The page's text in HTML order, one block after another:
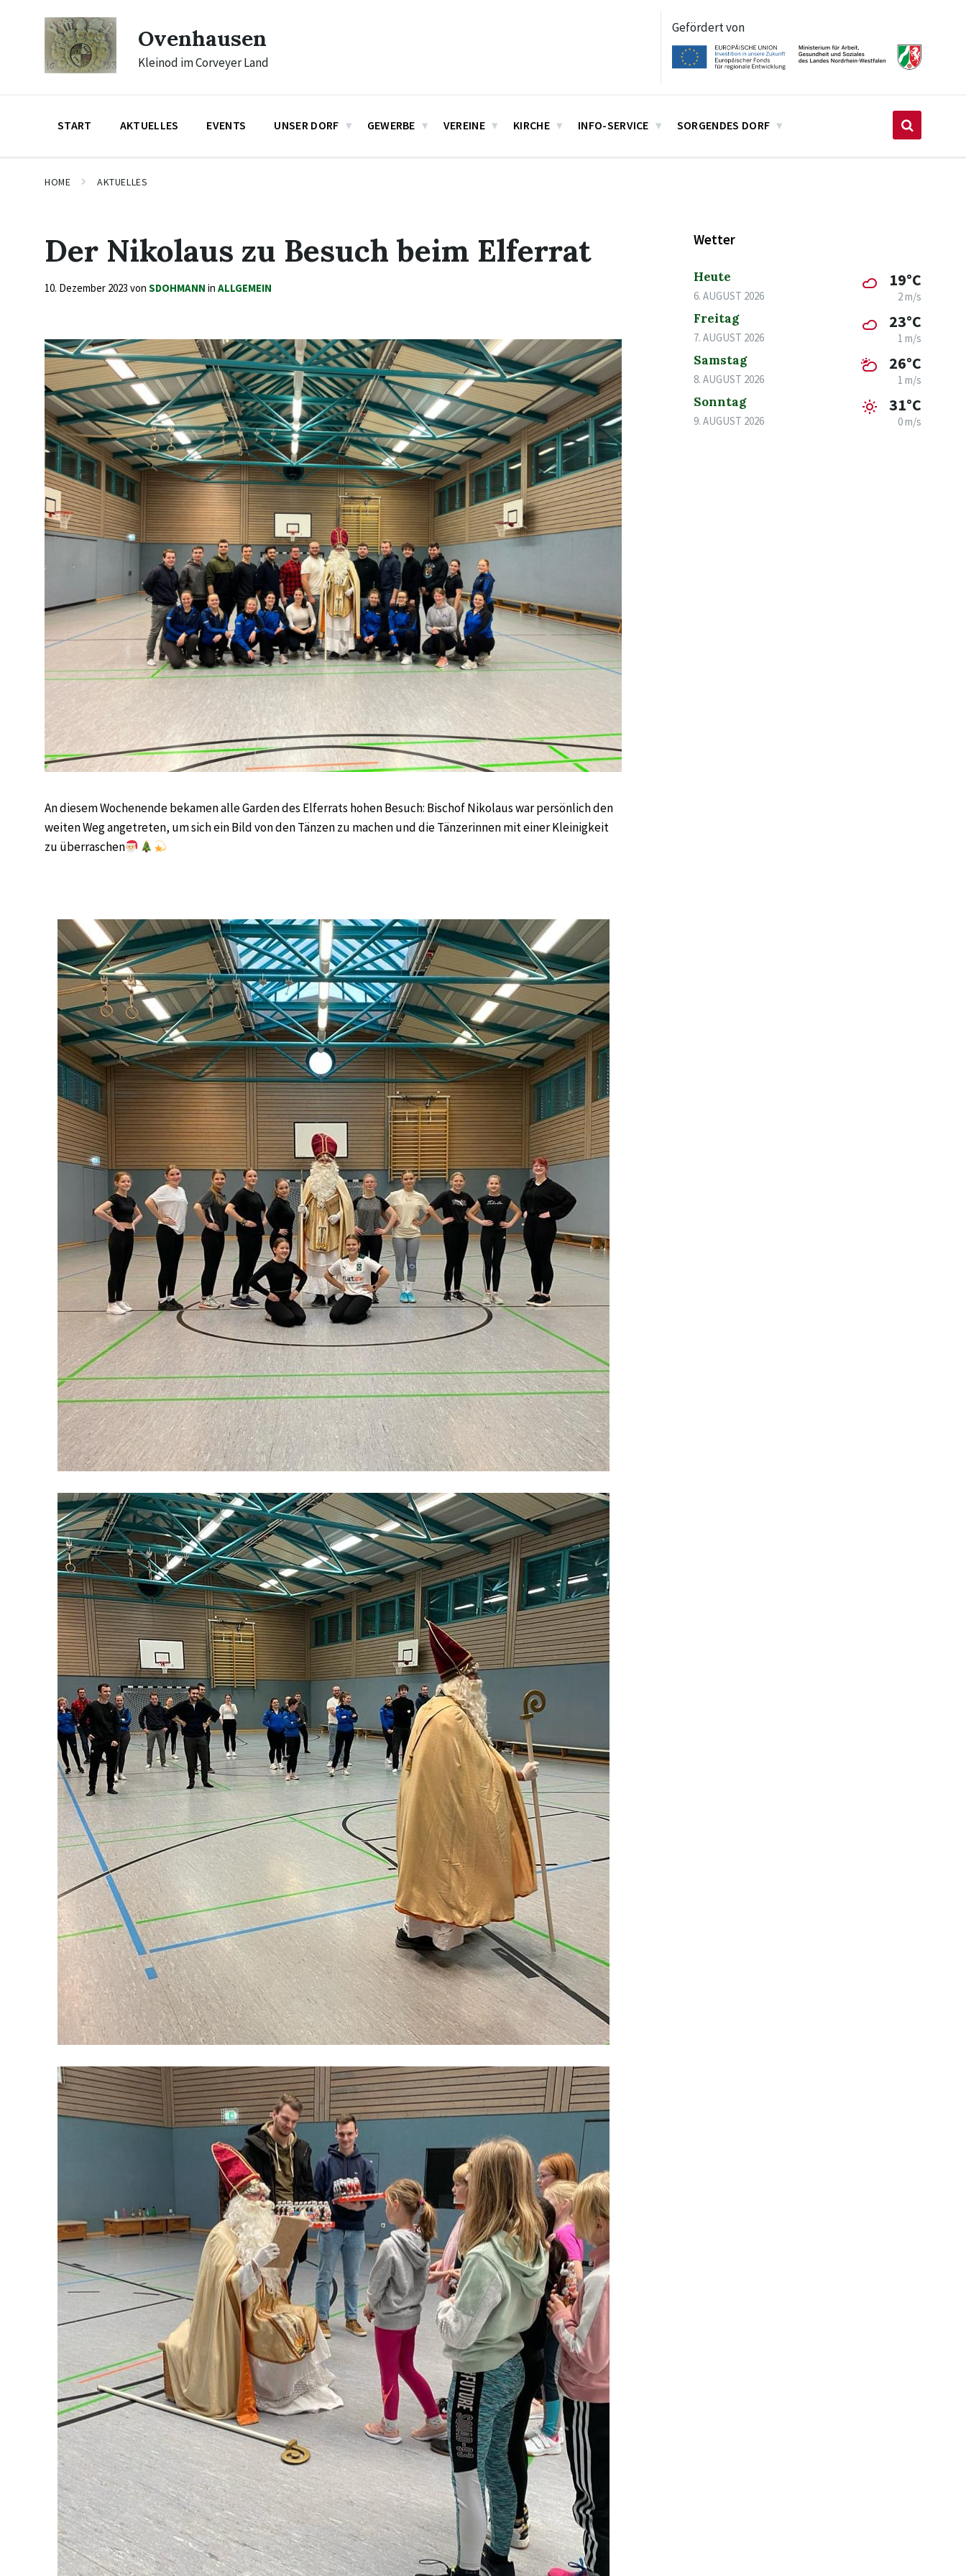
navigation
Ovenhausen
Kleinod im Corveyer Land
Gefördert von
START AKTUELLES EVENTS UNSER DORF GEWERBE VEREINE KIRCHE INFO-SERVICE SORGENDES DORF
HOME AKTUELLES
Der Nikolaus zu Besuch beim Elferrat
10. Dezember 2023 von SDOHMANN in ALLGEMEIN
An diesem Wochenende bekamen alle Garden des Elferrats hohen Besuch: Bischof Nikolaus war persönlich den
weiten Weg angetreten, um sich ein Bild von den Tänzen zu machen und die Tänzerinnen mit einer Kleinigkeit
zu überraschen
Wetter
Heute
6. AUGUST 2026
19°C
2 m/s
Freitag
7. AUGUST 2026
23°C
1 m/s
Samstag
8. AUGUST 2026
26°C
1 m/s
Sonntag
9. AUGUST 2026
31°C
0 m/s